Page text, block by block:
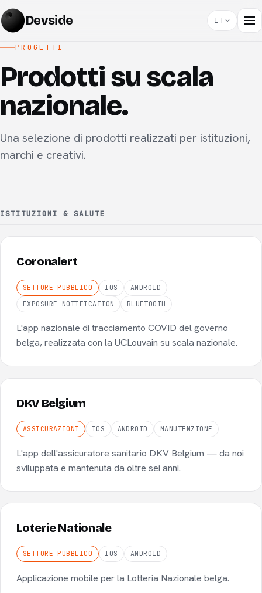
Devside IT
PROGETTI
Prodotti su scala
nazionale.
Una selezione di prodotti realizzati per istituzioni,
marchi e creativi.
ISTITUZIONI & SALUTE
Coronalert
SETTORE PUBBLICO IOS
ANDROID
EXPOSURE NOTIFICATION
BLUETOOTH
L'app nazionale di tracciamento COVID del governo
belga, realizzata con la UCLouvain su scala nazionale.
DKV Belgium
ASSICURAZIONI IOS ANDROID MANUTENZIONE
L'app dell'assicuratore sanitario DKV Belgium — da noi
sviluppata e mantenuta da oltre sei anni.
Loterie Nationale
SETTORE PUBBLICO IOS ANDROID
Applicazione mobile per la Lotteria Nazionale belga.